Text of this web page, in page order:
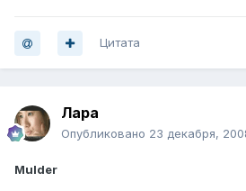
Цитата
Лара
Опубликовано 23 декабря,
Mulder